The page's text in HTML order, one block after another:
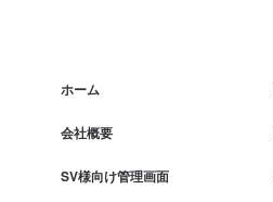
ホーム
会社概要
SV様向け管理画面